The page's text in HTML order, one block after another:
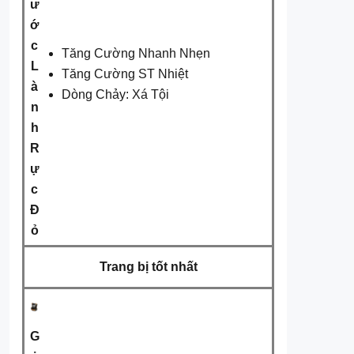
ư
ớ
c
L
à
n
h
R
ự
c
Đ
ỏ
Tăng Cường Nhanh Nhẹn
Tăng Cường ST Nhiệt
Dòng Chảy: Xá Tội
Trang bị tốt nhất
G